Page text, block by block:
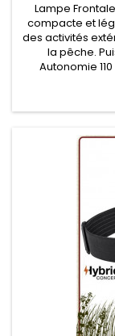
Lampe Frontale
compacte et
des activités
la pêche.
Autonomie
alimentation sur